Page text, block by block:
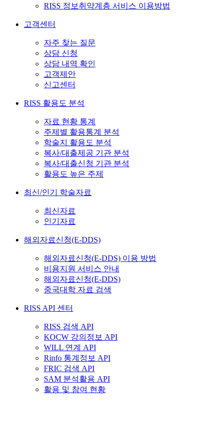
RISS 정보취약계층 서비스 이용방법
고객센터
자주 찾는 질문
상담 신청
상담 내역 확인
고객제안
신고센터
RISS 활용도 분석
자료 현황 통계
주제별 활용통계 분석
학술지 활용도 분석
복사/대출제공 기관 분석
복사/대출신청 기관 분석
활용도 높은 주제
최신/인기 학술자료
최신자료
인기자료
해외자료신청(E-DDS)
해외자료신청(E-DDS) 이용 방법
비용지원 서비스 안내
해외자료신청(E-DDS)
중국대학 자료 검색
RISS API 센터
RISS 검색 API
KOCW 강의정보 API
WILL 연계 API
Rinfo 통계정보 API
FRIC 검색 API
SAM 분석활용 API
활용 및 참여 현황